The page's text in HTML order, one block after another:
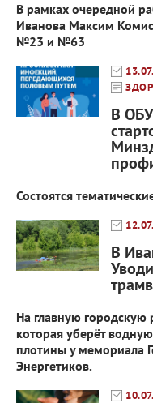
В рамках очередной
Иванова Максим
№23 и №63
В
Состоятся
В
На главную городскую
которая уберёт
плотины у мемориала
Энергетиков.